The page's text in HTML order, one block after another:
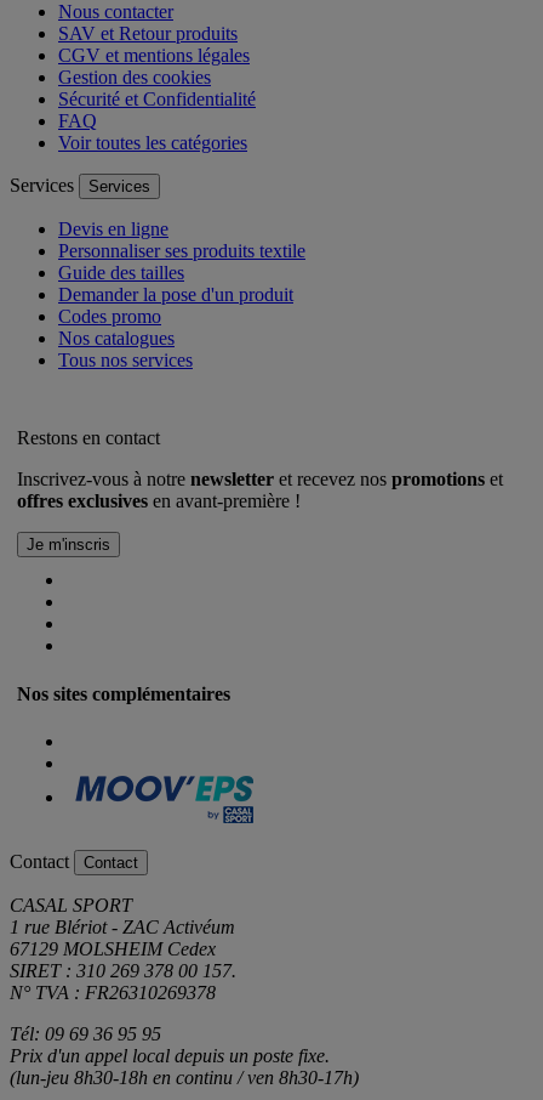
Nous contacter
SAV et Retour produits
CGV et mentions légales
Gestion des cookies
Sécurité et Confidentialité
FAQ
Voir toutes les catégories
Services Services
Devis en ligne
Personnaliser ses produits textile
Guide des tailles
Demander la pose d'un produit
Codes promo
Nos catalogues
Tous nos services
Restons en contact
Inscrivez-vous à notre newsletter et recevez nos promotions et
offres exclusives en avant-première !
Nos sites complémentaires
Contact Contact
CASAL SPORT
1 rue Blériot - ZAC Activéum
67129 MOLSHEIM Cedex
SIRET : 310 269 378 00 157.
N° TVA : FR26310269378
Tél: 09 69 36 95 95
Prix d'un appel local depuis un poste fixe.
(lun-jeu 8h30-18h en continu / ven 8h30-17h)